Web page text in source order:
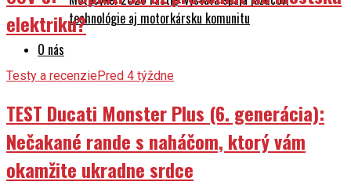
technológie aj motorkársku komunitu
O nás
elektriku?
Testy a recenziePred 4 týždne
TEST Ducati Monster Plus (6. generácia):
Nečakané rande s naháčom, ktorý vám
okamžite ukradne srdce